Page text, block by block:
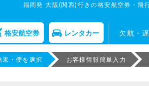
福岡発 大阪(関西)行きの格安航空券・飛
格安航空券 レンタカー 欠航・
果・便を選択 お客様情報簡単入力